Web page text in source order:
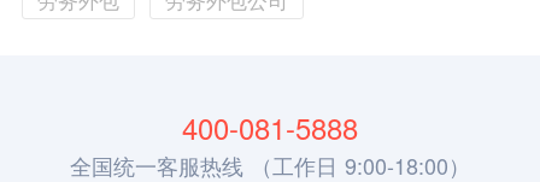
400-081-5888
全国统一客服热线 （工作日 9:00-18:00）